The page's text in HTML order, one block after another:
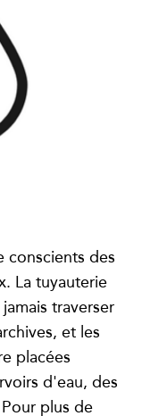
conscients des
La tuyauterie
traverser
et les
placées
d'eau, des
plus de